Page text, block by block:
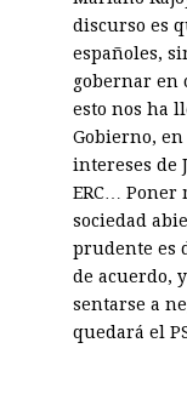
discurso es
españoles,
gobernar en
esto nos ha
Gobierno,
intereses de
ERC…
sociedad
prudente es
de acuerdo,
sentarse a
quedará el